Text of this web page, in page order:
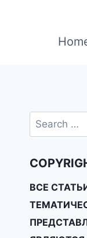
ВСЕ